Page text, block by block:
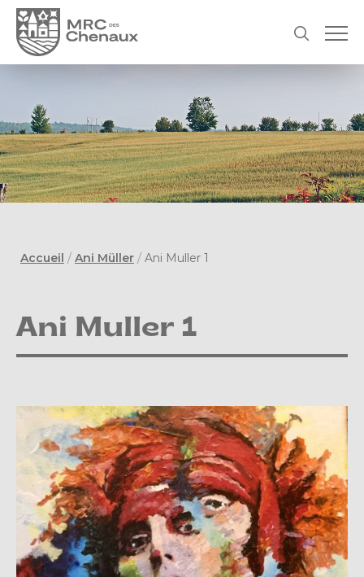
Accueil / Ani Müller / Ani Muller 1
Ani Muller 1